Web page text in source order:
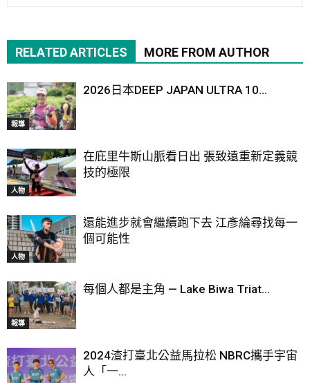
RELATED ARTICLES MORE FROM AUTHOR
報導
2026日本DEEP JAPAN ULTRA 10...
人物
在庇里牛斯山脈看日出 張致遠重新定義競
技的極限
人物
還能進步就會繼續跑下去 江彥綸尋找每一
個可能性
報導
每個人都是主角 — Lake Biwa Triat...
2024渣打臺北公益馬拉松 NBRC攜手宇宙
人「一...